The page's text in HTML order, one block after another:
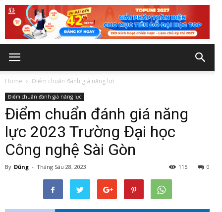
Home Điểm chuẩn đánh giá năng lực
Điểm chuẩn đánh giá năng lực
Điểm chuẩn đánh giá năng
lực 2023 Trường Đại học
Công nghệ Sài Gòn
By Dũng - Tháng Sáu 28, 2023 0
115